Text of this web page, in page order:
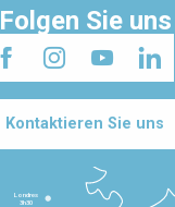
Folgen Sie uns
Kontaktieren Sie uns
Londres
3h30